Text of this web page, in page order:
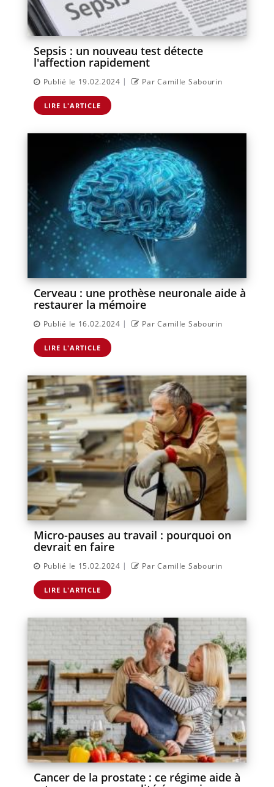
Sepsis : un nouveau test détecte
l'affection rapidement
Publié le 19.02.2024 | Par Camille Sabourin
LIRE L'ARTICLE
Cerveau : une prothèse neuronale aide à
restaurer la mémoire
Publié le 16.02.2024 | Par Camille Sabourin
LIRE L'ARTICLE
Micro-pauses au travail : pourquoi on
devrait en faire
Publié le 15.02.2024 | Par Camille Sabourin
LIRE L'ARTICLE
Cancer de la prostate : ce régime aide à